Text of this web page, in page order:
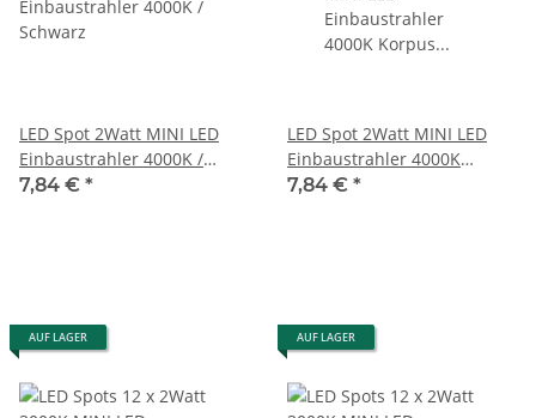
LED Spot 2Watt MINI LED
Einbaustrahler 4000K /
Schwarz
7,84 € *
LED Spot 2Watt MINI LED
Einbaustrahler 4000K
Korpus Weiß
7,84 € *
AUF LAGER AUF LAGER